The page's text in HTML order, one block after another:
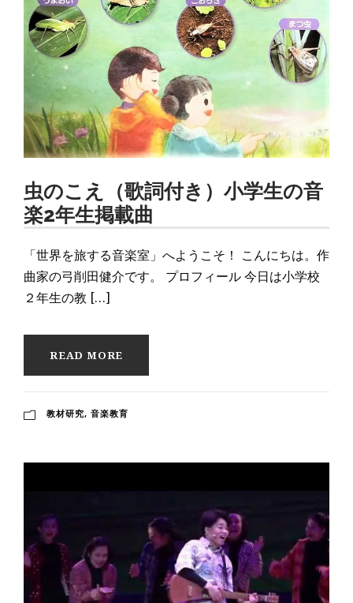
虫のこえ（歌詞付き）小学生の音
楽2年生掲載曲
「世界を旅する音楽室」へようこそ！ こんにちは。作
曲家の弓削田健介です。 プロフィール 今日は小学校
２年生の教 […]
READ MORE
教材研究, 音楽教育